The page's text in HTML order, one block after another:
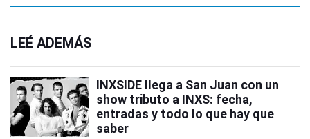
LEÉ ADEMÁS
INXSIDE llega a San Juan con un
show tributo a INXS: fecha,
entradas y todo lo que hay que
saber